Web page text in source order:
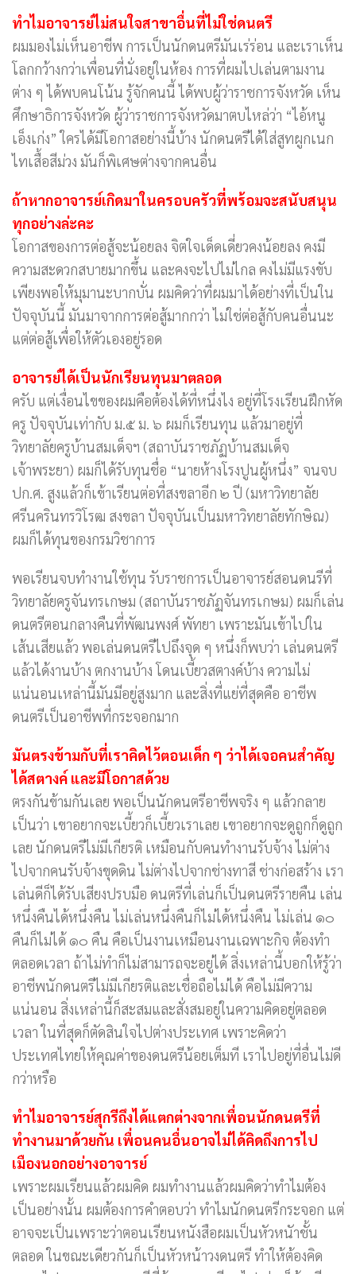
ทำไมอาจารย์ไม่สนใจสาขาอื่นที่ไม่ใช่ดนตรี
ผมมองไม่เห็นอาชีพ การเป็นนักดนตรีมันเร่ร่อน และเราเห็น
โลกกว้างกว่าเพื่อนที่นั่งอยู่ในห้อง การที่ผมไปเล่นตามงาน
ต่าง ๆ ได้พบคนโน้น รู้จักคนนี้ ได้พบผู้ว่าราชการจังหวัด เห็น
ศึกษาธิการจังหวัด ผู้ว่าราชการจังหวัดมาตบไหล่ว่า “ไอ้หนู
เอ็งเก่ง” ใครได้มีโอกาสอย่างนี้บ้าง นักดนตรีได้ใส่สูทผูกเนก
ไทเสื้อสีม่วง มันก็พิเศษต่างจากคนอื่น
ถ้าหากอาจารย์เกิดมาในครอบครัวที่พร้อมจะสนับสนุน
ทุกอย่างล่ะคะ
โอกาสของการต่อสู้จะน้อยลง จิตใจเด็ดเดี่ยวคงน้อยลง คงมี
ความสะดวกสบายมากขึ้น และคงจะไปไม่ไกล คงไม่มีแรงขับ
เพียงพอให้มุมานะบากบั่น ผมคิดว่าที่ผมมาได้อย่างที่เป็นใน
ปัจจุบันนี้ มันมาจากการต่อสู้มากกว่า ไม่ใช่ต่อสู้กับคนอื่นนะ
แต่ต่อสู้เพื่อให้ตัวเองอยู่รอด
อาจารย์ได้เป็นนักเรียนทุนมาตลอด
ครับ แต่เงื่อนไขของผมคือต้องได้ที่หนึ่งไง อยู่ที่โรงเรียนฝึกหัด
ครู ปัจจุบันเท่ากับ ม.๕ ม. ๖ ผมก็เรียนทุน แล้วมาอยู่ที่
วิทยาลัยครูบ้านสมเด็จฯ (สถาบันราชภัฏบ้านสมเด็จ
เจ้าพระยา) ผมก็ได้รับทุนชื่อ “นายห้างโรงปูนผู้หนึ่ง” จนจบ
ปก.ศ. สูงแล้วก็เข้าเรียนต่อที่สงขลาอีก ๒ ปี (มหาวิทยาลัย
ศรีนครินทรวิโรฒ สงขลา ปัจจุบันเป็นมหาวิทยาลัยทักษิณ)
ผมก็ได้ทุนของกรมวิชาการ
พอเรียนจบทำงานใช้ทุน รับราชการเป็นอาจารย์สอนดนรีที่
วิทยาลัยครูจันทรเกษม (สถาบันราชภัฏจันทรเกษม) ผมก็เล่น
ดนตรีตอนกลางคืนที่พัฒนพงศ์ พัทยา เพราะมันเข้าไปใน
เส้นเสียแล้ว พอเล่นดนตรีไปถึงจุด ๆ หนึ่งก็พบว่า เล่นดนตรี
แล้วได้งานบ้าง ตกงานบ้าง โดนเบี้ยวสตางค์บ้าง ความไม่
แน่นอนเหล่านี้มันมีอยู่สูงมาก และสิ่งที่แย่ที่สุดคือ อาชีพ
ดนตรีเป็นอาชีพที่กระจอกมาก
มันตรงข้ามกับที่เราคิดไว้ตอนเด็ก ๆ ว่าได้เจอคนสำคัญ
ได้สตางค์ และมีโอกาสด้วย
ตรงกันข้ามกันเลย พอเป็นนักดนตรีอาชีพจริง ๆ แล้วกลาย
เป็นว่า เขาอยากจะเบี้ยวก็เบี้ยวเราเลย เขาอยากจะดูถูกก็ดูถูก
เลย นักดนตรีไม่มีเกียรติ เหมือนกับคนทำงานรับจ้าง ไม่ต่าง
ไปจากคนรับจ้างขุดดิน ไม่ต่างไปจากช่างทาสี ช่างก่อสร้าง เรา
เล่นดีก็ได้รับเสียงปรบมือ ดนตรีที่เล่นก็เป็นดนตรีรายคืน เล่น
หนึ่งคืนได้หนึ่งคืน ไม่เล่นหนึ่งคืนก็ไม่ได้หนึ่งคืน ไม่เล่น ๑๐
คืนก็ไม่ได้ ๑๐ คืน คือเป็นงานเหมือนงานเฉพาะกิจ ต้องทำ
ตลอดเวลา ถ้าไม่ทำก็ไม่สามารถจะอยู่ได้ สิ่งเหล่านี้บอกให้รู้ว่า
อาชีพนักดนตรีไม่มีเกียรติและเชื่อถือไม่ได้ คือไม่มีความ
แน่นอน สิ่งเหล่านี้ก็สะสมและสั่งสมอยู่ในความคิดอยู่ตลอด
เวลา ในที่สุดก็ตัดสินใจไปต่างประเทศ เพราะคิดว่า
ประเทศไทยให้คุณค่าของดนตรีน้อยเต็มที เราไปอยู่ที่อื่นไม่ดี
กว่าหรือ
ทำไมอาจารย์สุกรีถึงได้แตกต่างจากเพื่อนนักดนตรีที่
ทำงานมาด้วยกัน เพื่อนคนอื่นอาจไม่ได้คิดถึงการไป
เมืองนอกอย่างอาจารย์
เพราะผมเรียนแล้วผมคิด ผมทำงานแล้วผมคิดว่าทำไมต้อง
เป็นอย่างนั้น ผมต้องการคำตอบว่า ทำไมนักดนตรีกระจอก แต่
อาจจะเป็นเพราะว่าตอนเรียนหนังสือผมเป็นหัวหนัาชั้น
ตลอด ในขณะเดียวกันก็เป็นหัวหน้าวงดนตรี ทำให้ต้องคิด